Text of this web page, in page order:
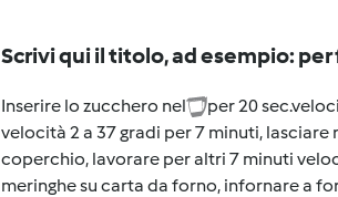
Scrivi qui il titolo, ad esempio: per
Inserire lo zucchero nel
per 20
velocità 2 a 37 gradi per 7 minuti,
coperchio, lavorare per altri 7 minuti
meringhe su carta da forno, infornare a